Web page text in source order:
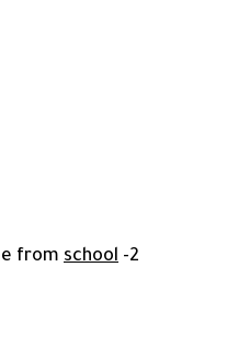
2- She walks home from
school